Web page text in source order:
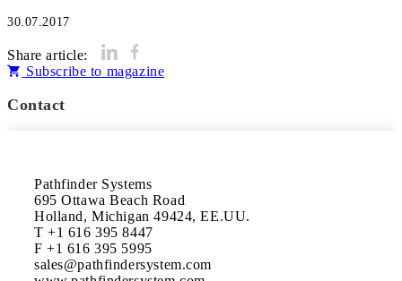
30.07.2017
Share article:
Subscribe to magazine
Contact
Pathfinder Systems
695 Ottawa Beach Road
Holland, Michigan 49424, EE.UU.
T +1 616 395 8447
F +1 616 395 5995
sales@pathfindersystem.com